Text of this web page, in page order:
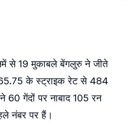
से 19 मुकाबले बेंगलुरु ने जीते
के स्ट्राइक रेट से 484
गेंदों पर नाबाद 105 रन
नंबर पर हैं।